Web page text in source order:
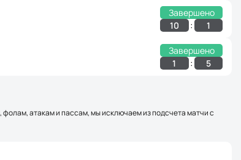
Завершено
10 : 1
Завершено
1 : 5
фолам, атакам и пассам, мы исключаем из подсчета матчи с